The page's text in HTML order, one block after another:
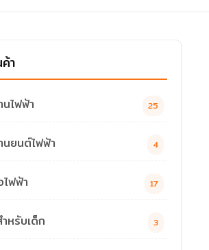
า
ไฟฟ้า 25
นยนต์ไฟฟ้า 4
ฟฟ้า 17
หรับเด็ก 3